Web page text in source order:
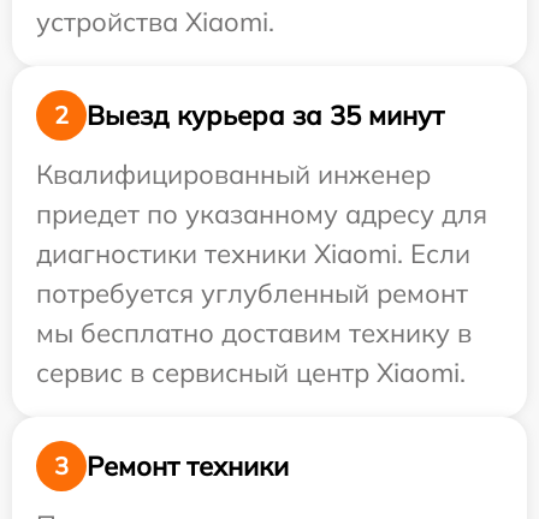
устройства Xiaomi.
2
Выезд курьера за 35 минут
Квалифицированный инженер
приедет по указанному адресу для
диагностики техники Xiaomi. Если
потребуется углубленный ремонт
мы бесплатно доставим технику в
сервис в сервисный центр Xiaomi.
3
Ремонт техники